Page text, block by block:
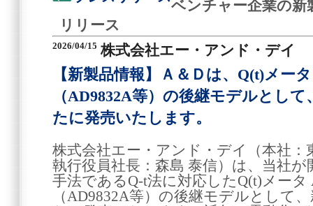
ベンチャー企業の新
リリース
2026/04/15 株式会社エー・アンド・デイ
【新製品情報】Ａ＆Ｄは、Q(t)メー
（AD9832A等）の後継モデルとし
たに発売いたします。
株式会社エー・アンド・デイ（本社：
執行役員社長：森島 泰信）は、当社
手法であるQ-t法に対応したQ(t)メータ
（AD9832A等）の後継モデルとして